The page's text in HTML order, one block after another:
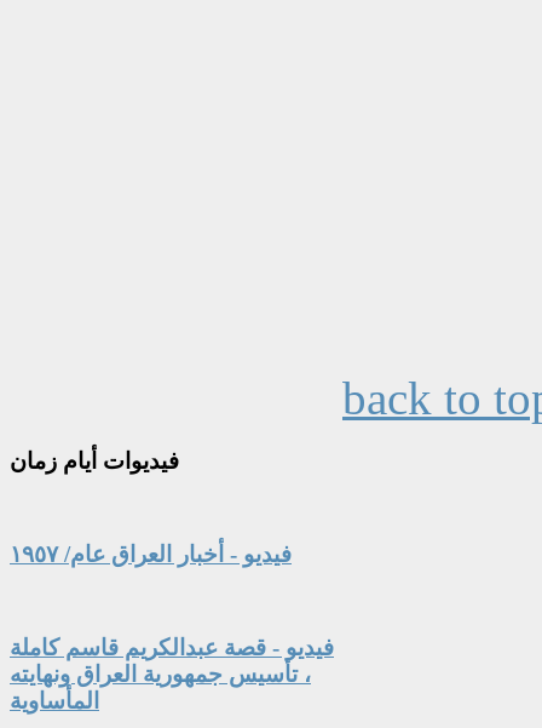
back to
فيديوات أيام زمان
فيديو - أخبار العراق عام/ ١٩٥٧
فيديو - قصة عبدالكريم قاسم كاملة
، تأسيس جمهورية العراق ونهايته
المأساوية